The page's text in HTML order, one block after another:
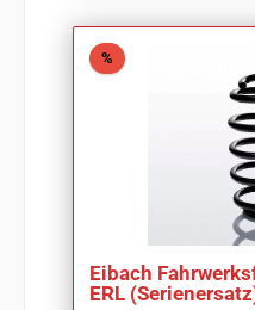
%Rabatt
Eibach
ERL